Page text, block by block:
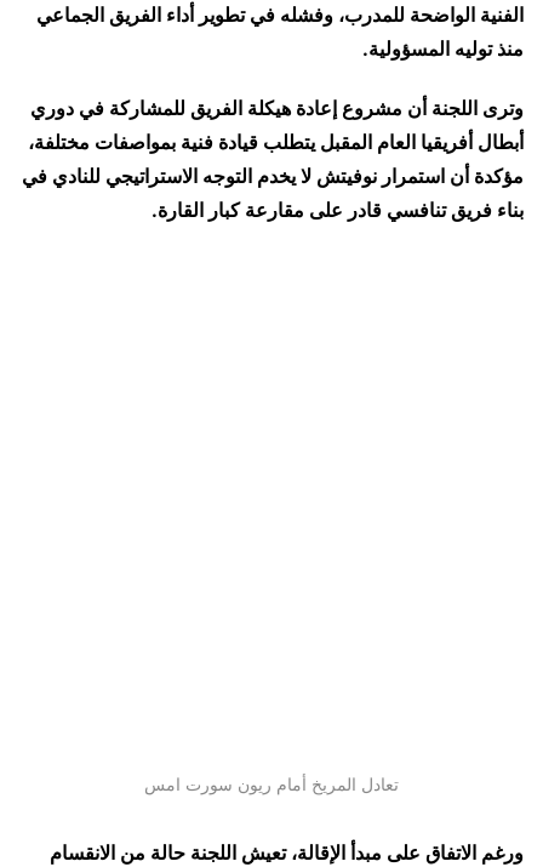
الفنية الواضحة للمدرب، وفشله في تطوير أداء الفريق الجماعي
منذ توليه المسؤولية.
وترى اللجنة أن مشروع إعادة هيكلة الفريق للمشاركة في دوري
أبطال أفريقيا العام المقبل يتطلب قيادة فنية بمواصفات مختلفة،
مؤكدة أن استمرار نوفيتش لا يخدم التوجه الاستراتيجي للنادي في
بناء فريق تنافسي قادر على مقارعة كبار القارة.
تعادل المريخ أمام ريون سورت امس
ورغم الاتفاق على مبدأ الإقالة، تعيش اللجنة حالة من الانقسام